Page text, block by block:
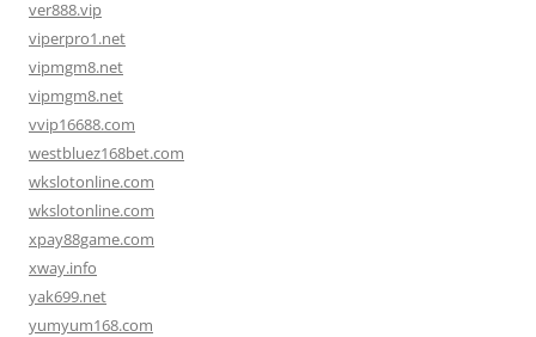
ver888.vip
viperpro1.net
vipmgm8.net
vipmgm8.net
vvip16688.com
westbluez168bet.com
wkslotonline.com
wkslotonline.com
xpay88game.com
xway.info
yak699.net
yumyum168.com